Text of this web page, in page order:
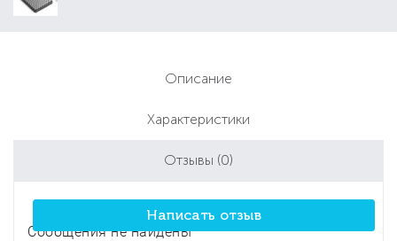
Описание
Характеристики
Отзывы (0)
Сообщения не найдены
Написать отзыв